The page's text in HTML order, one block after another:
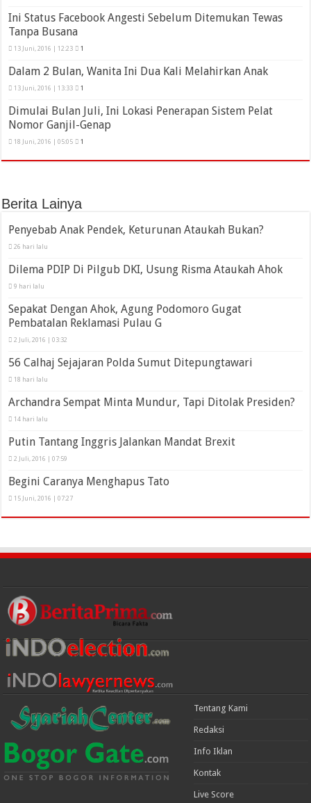
Ini Status Facebook Angesti Sebelum Ditemukan Tewas
Tanpa Busana
13 Juni, 2016 | 12:23 1
Dalam 2 Bulan, Wanita Ini Dua Kali Melahirkan Anak
13 Juni, 2016 | 13:33 1
Dimulai Bulan Juli, Ini Lokasi Penerapan Sistem Pelat
Nomor Ganjil-Genap
18 Juni, 2016 | 05:05 1
Berita Lainya
Penyebab Anak Pendek, Keturunan Ataukah Bukan?
26 hari lalu
Dilema PDIP Di Pilgub DKI, Usung Risma Ataukah Ahok
9 hari lalu
Sepakat Dengan Ahok, Agung Podomoro Gugat
Pembatalan Reklamasi Pulau G
2 Juli, 2016 | 03:32
56 Calhaj Sejajaran Polda Sumut Ditepungtawari
18 hari lalu
Archandra Sempat Minta Mundur, Tapi Ditolak Presiden?
14 hari lalu
Putin Tantang Inggris Jalankan Mandat Brexit
2 Juli, 2016 | 07:59
Begini Caranya Menghapus Tato
15 Juni, 2016 | 07:27
Tentang Kami
Redaksi
Info Iklan
Kontak
Live Score